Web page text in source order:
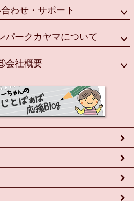
わせ・サポート
ークカヤマについて
会社概要